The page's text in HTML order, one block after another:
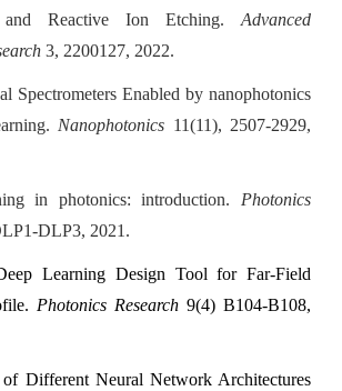
and Reactive Ion Etching. Advanced
3, 2200127, 2022.
Spectrometers Enabled by nanophotonics
Nanophotonics 11(11), 2507-2929,
in photonics: introduction. Photonics
DLP3, 2021.
Learning Design Tool for Far-Field
Photonics Research 9(4) B104-B108,
of Different Neural Network Architectures